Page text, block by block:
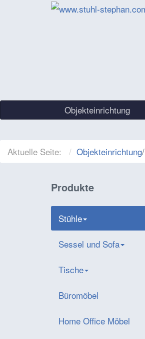
Objekteinrichtung
Aktuelle Seite: Objekteinrichtung/
Produkte
Stühle
Sessel und Sofa
Tische
Büromöbel
Home Office Möbel